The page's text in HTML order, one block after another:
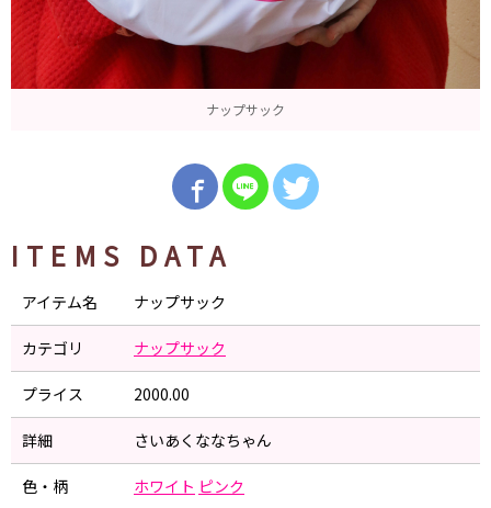
ナップサック
ITEMS DATA
アイテム名 ナップサック
カテゴリ ナップサック
プライス 2000.00
詳細 さいあくななちゃん
色・柄 ホワイト ピンク